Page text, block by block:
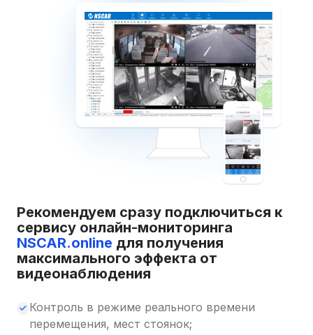
Рекомендуем сразу подключиться к
сервису онлайн-мониторинга
NSCAR.online для получения
максимального эффекта от
видеонаблюдения
Контроль в режиме реального времени
перемещения, мест стоянок;